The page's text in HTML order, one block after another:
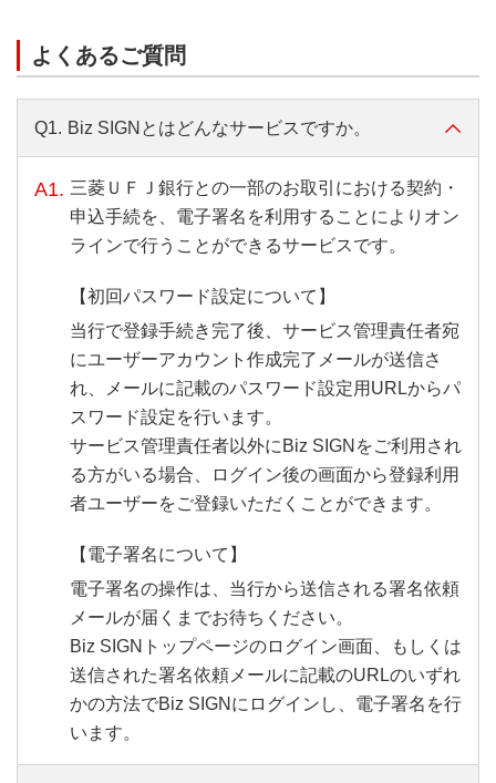
よくあるご質問
Q1. Biz SIGNとはどんなサービスですか。
A1. 三菱ＵＦＪ銀行との一部のお取引における契約・
申込手続を、電子署名を利用することによりオン
ラインで行うことができるサービスです。
【初回パスワード設定について】
当行で登録手続き完了後、サービス管理責任者宛
にユーザーアカウント作成完了メールが送信さ
れ、メールに記載のパスワード設定用URLからパ
スワード設定を行います。
サービス管理責任者以外にBiz SIGNをご利用され
る方がいる場合、ログイン後の画面から登録利用
者ユーザーをご登録いただくことができます。
【電子署名について】
電子署名の操作は、当行から送信される署名依頼
メールが届くまでお待ちください。
Biz SIGNトップページのログイン画面、もしくは
送信された署名依頼メールに記載のURLのいずれ
かの方法でBiz SIGNにログインし、電子署名を行
います。